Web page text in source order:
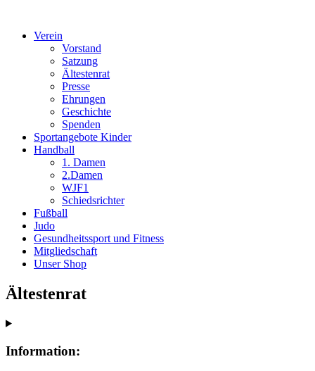
Verein
Vorstand
Satzung
Ältestenrat
Presse
Ehrungen
Geschichte
Spenden
Sportangebote Kinder
Handball
1. Damen
2.Damen
WJF1
Schiedsrichter
Fußball
Judo
Gesundheitssport und Fitness
Mitgliedschaft
Unser Shop
Ältestenrat
Information: